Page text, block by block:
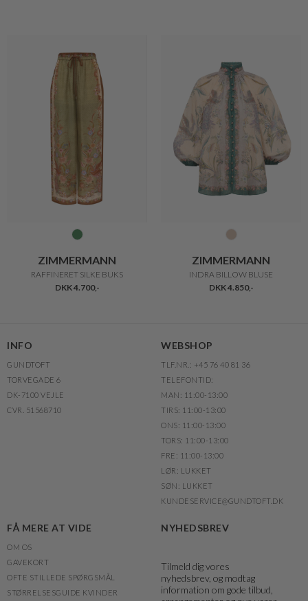
ZIMMERMANN
RAFFINERET SILKE BUKS
DKK 4.700,-
ZIMMERMANN
INDRA BILLOW BLUSE
DKK 4.850,-
INFO
GUNDTOFT
TORVEGADE 6
DK-7100 VEJLE
CVR. 51568710
WEBSHOP
TLF.NR.: +45 76 40 81 36
TELEFONTID:
MAN: 11:00-13:00
TIRS: 11:00-13:00
ONS: 11:00-13:00
TORS: 11:00-13:00
FRE: 11:00-13:00
LØR: LUKKET
SØN: LUKKET
KUNDESERVICE@GUNDTOFT.DK
FÅ MERE AT VIDE
OM OS
GAVEKORT
OFTE STILLEDE SPØRGSMÅL
STØRRELSESGUIDE KVINDER
NYHEDSBREV
Tilmeld dig vores
nyhedsbrev, og modtag
information om gode tilbud,